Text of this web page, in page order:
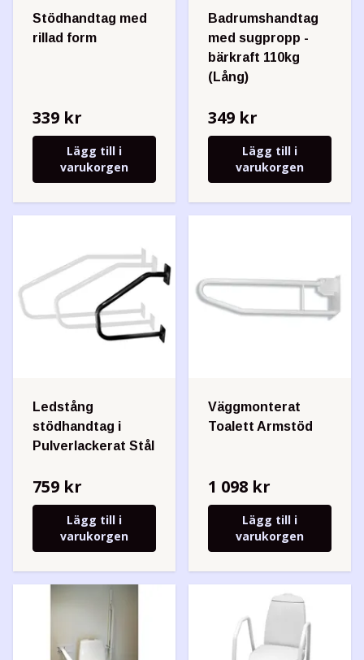
Stödhandtag med
rillad form
339 kr
Lägg till i
varukorgen
Badrumshandtag
med sugpropp -
bärkraft 110kg
(Lång)
349 kr
Lägg till i
varukorgen
Ledstång
stödhandtag i
Pulver­lackerat Stål
759 kr
Lägg till i
varukorgen
Väggmonterat
Toalett Armstöd
1 098 kr
Lägg till i
varukorgen